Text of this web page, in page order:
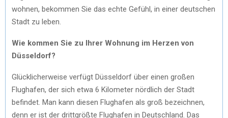
wohnen, bekommen Sie das echte Gefühl, in einer deutschen
Stadt zu leben.
Wie kommen Sie zu Ihrer Wohnung im Herzen von
Düsseldorf?
Glücklicherweise verfügt Düsseldorf über einen großen
Flughafen, der sich etwa 6 Kilometer nördlich der Stadt
befindet. Man kann diesen Flughafen als groß bezeichnen,
denn er ist der drittgrößte Flughafen in Deutschland. Das